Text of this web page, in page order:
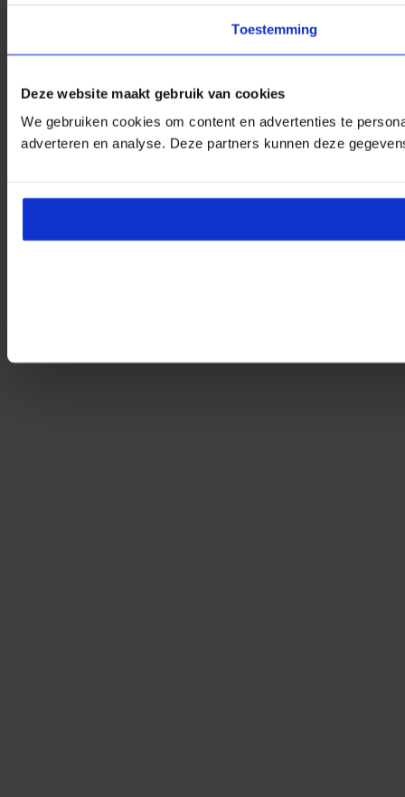
Toestemming
Deze website maakt gebruik van cookies
We gebruiken cookies om content en advertenties te
adverteren en analyse. Deze partners kunnen deze